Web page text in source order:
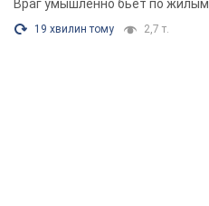
Враг умышленно бьет по
19 хвилин тому 2,7 т.